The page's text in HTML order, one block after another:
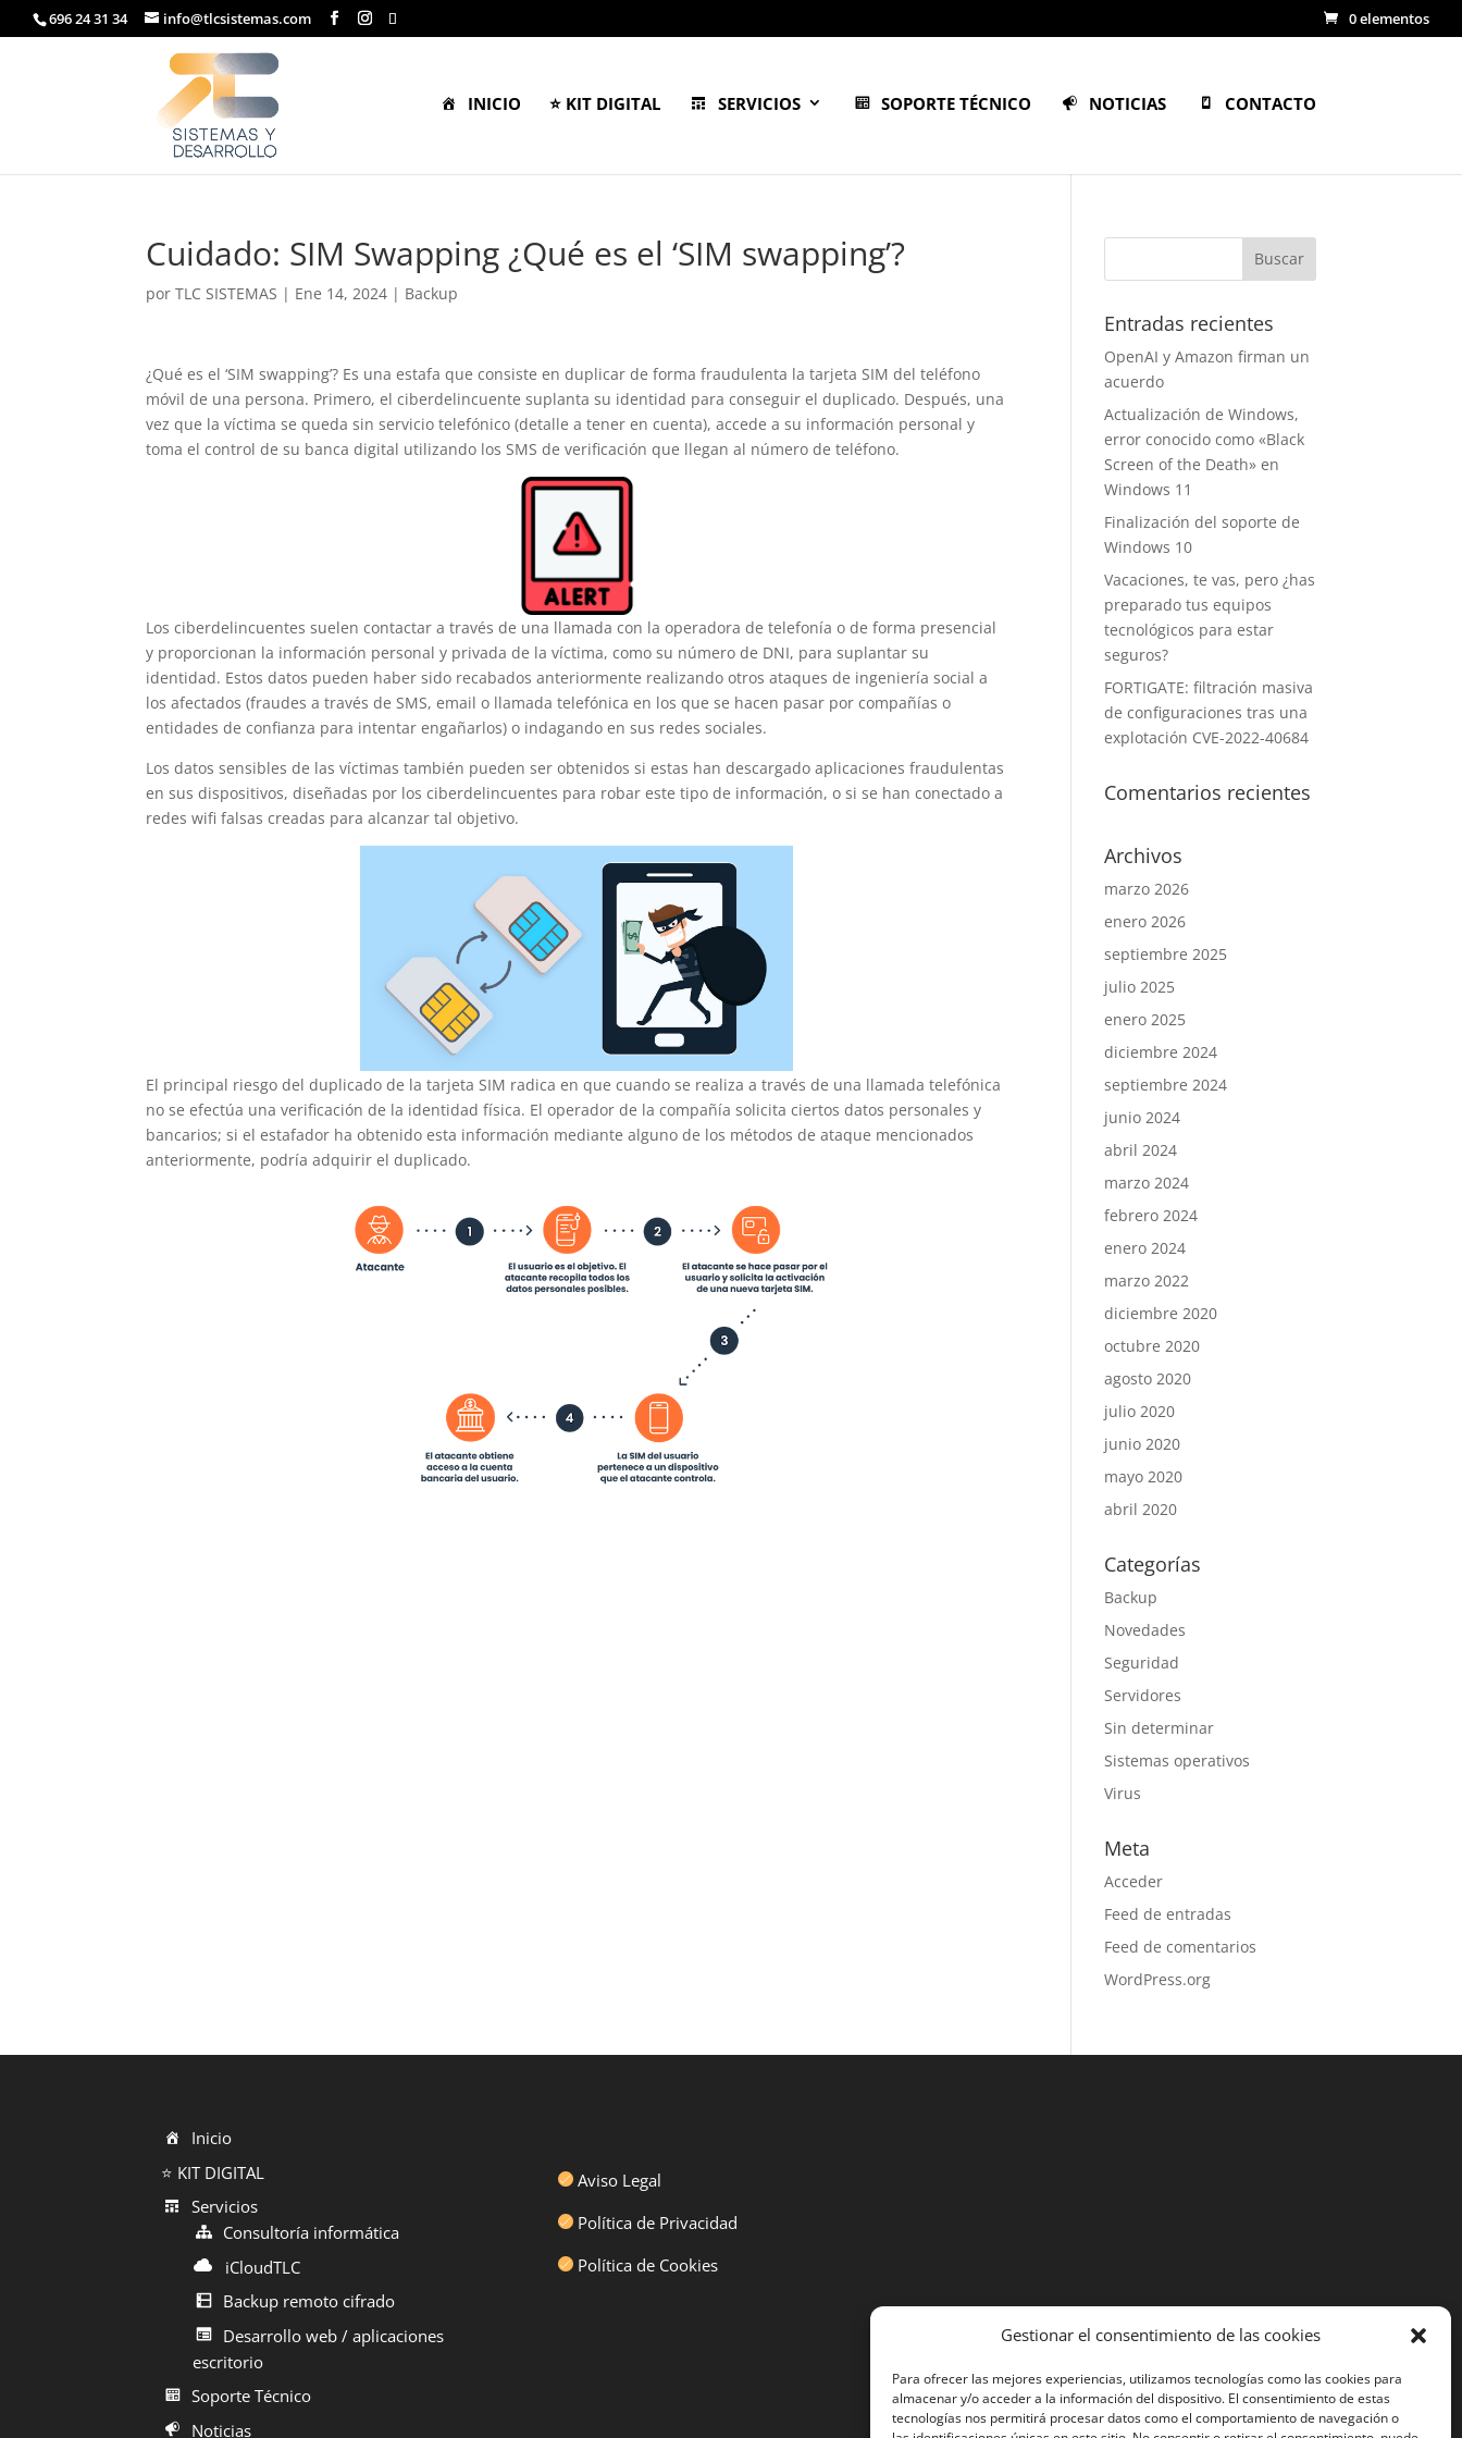
Gestionar el consentimiento de las cookies
Para ofrecer las mejores experiencias, utilizamos tecnologías como las cookies para
almacenar y/o acceder a la información del dispositivo. El consentimiento de estas
tecnologías nos permitirá procesar datos como el comportamiento de navegación o
696 24 31 34 info@tlcsistemas.com 0 elementos
INICIO ⭐ KIT DIGITAL SERVICIOS SOPORTE TÉCNICO NOTICIAS CONTACTO
Cuidado: SIM Swapping ¿Qué es el ‘SIM swapping’?
porTLC SISTEMAS | Ene 14, 2024 | Backup
¿Qué es el ‘SIM swapping’? Es una estafa que consiste en duplicar de forma fraudulenta la tarjeta SIM del teléfono
móvil de una persona. Primero, el ciberdelincuente suplanta su identidad para conseguir el duplicado. Después, una
vez que la víctima se queda sin servicio telefónico (detalle a tener en cuenta), accede a su información personal y
toma el control de su banca digital utilizando los SMS de verificación que llegan al número de teléfono.
Los ciberdelincuentes suelen contactar a través de una llamada con la operadora de telefonía o de forma presencial
y proporcionan la información personal y privada de la víctima, como su número de DNI, para suplantar su
identidad. Estos datos pueden haber sido recabados anteriormente realizando otros ataques de ingeniería social a
los afectados (fraudes a través de SMS, email o llamada telefónica en los que se hacen pasar por compañías o
entidades de confianza para intentar engañarlos) o indagando en sus redes sociales.
Los datos sensibles de las víctimas también pueden ser obtenidos si estas han descargado aplicaciones fraudulentas
en sus dispositivos, diseñadas por los ciberdelincuentes para robar este tipo de información, o si se han conectado a
redes wifi falsas creadas para alcanzar tal objetivo.
El principal riesgo del duplicado de la tarjeta SIM radica en que cuando se realiza a través de una llamada telefónica
no se efectúa una verificación de la identidad física. El operador de la compañía solicita ciertos datos personales y
bancarios; si el estafador ha obtenido esta información mediante alguno de los métodos de ataque mencionados
anteriormente, podría adquirir el duplicado.
Entradas recientes
OpenAI y Amazon firman un
acuerdo
Actualización de Windows,
error conocido como «Black
Screen of the Death» en
Windows 11
Finalización del soporte de
Windows 10
Vacaciones, te vas, pero ¿has
preparado tus equipos
tecnológicos para estar
seguros?
FORTIGATE: filtración masiva
de configuraciones tras una
explotación CVE-2022-40684
Comentarios recientes
Archivos
marzo 2026
enero 2026
septiembre 2025
julio 2025
enero 2025
diciembre 2024
septiembre 2024
junio 2024
abril 2024
marzo 2024
febrero 2024
enero 2024
marzo 2022
diciembre 2020
octubre 2020
agosto 2020
julio 2020
junio 2020
mayo 2020
abril 2020
Categorías
Backup
Novedades
Seguridad
Servidores
Sin determinar
Sistemas operativos
Virus
Meta
Acceder
Feed de entradas
Feed de comentarios
WordPress.org
Inicio
⭐ KIT DIGITAL
Servicios
Consultoría informática
iCloudTLC
Backup remoto cifrado
Desarrollo web / aplicaciones
escritorio
Soporte Técnico
Noticias
Aviso Legal
Política de Privacidad
Política de Cookies